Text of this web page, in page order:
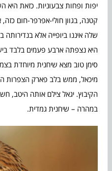
יפות ופחות צבעוניות. כזאת היא
קטנה, בגוון חולי-אפרפר-חום
סימן טוב מצא שיחנית מיוחדת
מיכאל, ממש בלב פארק
הקיבוץ. יגאל צילם אותה היטב,
במהרה – שיחנית גמדית.